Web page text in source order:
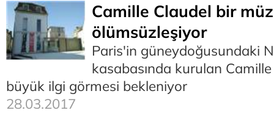
Camille Claudel bir
ölümsüzleşiyor
Paris'in güneydoğusundaki
kasabasında kurulan
büyük ilgi görmesi bekleniyor
28.03.2017